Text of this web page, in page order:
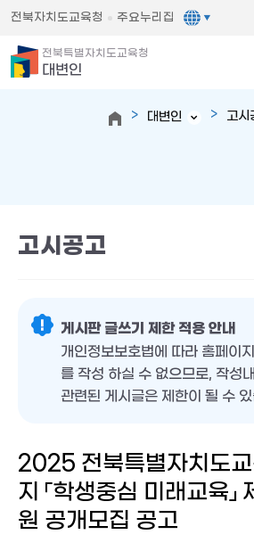
전북자치도교육청 주요누리집
전북특별자치도교육청
대변인
대변인 고시
고시공고
게시판 글쓰기 제한 적용 안내
개인정보보호법에 따라 홈페이
를 작성 하실 수 없으므로, 작성
관련된 게시글은 제한이 될 수
2025 전북특별자치도
지 「학생중심 미래교육」
원 공개모집 공고